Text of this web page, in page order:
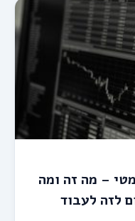
– מה זה ומה
לזה לעבוד